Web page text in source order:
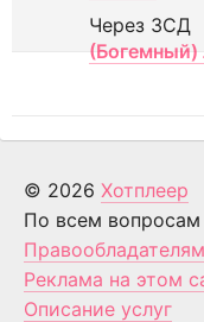
Через ЗСД
© 2026 Хотплеер
По всем
Правообладателям
Реклама на этом
Описание услуг